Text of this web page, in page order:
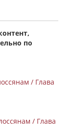
по
/ Глава
/ Глава